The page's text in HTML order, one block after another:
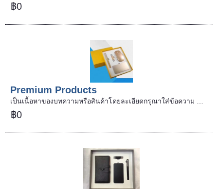
฿0
Premium Products
เป็นเนื้อหาของบทความหรือสินค้าโดยละเอียดกรุณาใส่ข้อความ …
฿0